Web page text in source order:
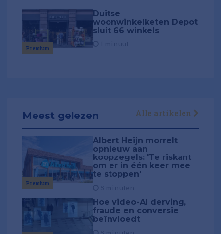
Premium
Duitse
woonwinkelketen Depot
sluit 66 winkels
Meest gelezen Alle artikelen
Premium
Albert Heijn morrelt
opnieuw aan
koopzegels: 'Te riskant
om er in één keer mee
te stoppen'
Hoe video-AI derving,
fraude en conversie
beïnvloedt